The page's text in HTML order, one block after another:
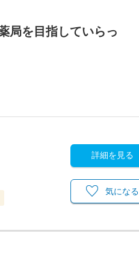
局を目指していらっ
詳細を見る
気になる